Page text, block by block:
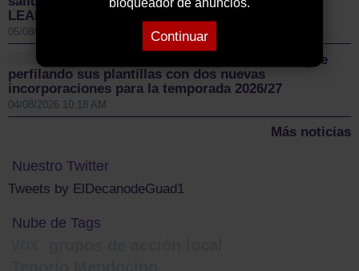
Continuar
LEADER
05/08/2026 01:00 PM
El Guadalajara Basket sigue
perfilando sus plantillas con dos nuevas
incorporaciones para la temporada 2026/27
04/08/2026 10:18 AM
Más noticias
Nuestro Twitter
Tweets by ElDecanodeGuad1
Nube de Tags